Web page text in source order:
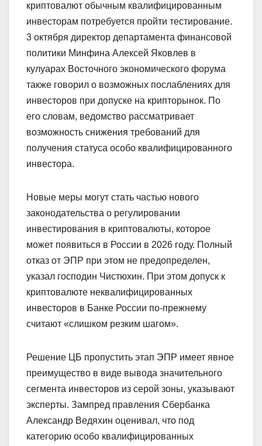
криптовалют обычным квалифицированным
инвесторам потребуется пройти тестирование.
3 октября директор департамента финансовой
политики Минфина Алексей Яковлев в
кулуарах Восточного экономического форума
также говорил о возможных послаблениях для
инвесторов при допуске на крипторынок. По
его словам, ведомство рассматривает
возможность снижения требований для
получения статуса особо квалифицированного
инвестора.
Новые меры могут стать частью нового
законодательства о регулировании
инвестирования в криптовалюты, которое
может появиться в России в 2026 году. Полный
отказ от ЭПР при этом не предопределен,
указал господин Чистюхин. При этом допуск к
криптовалюте неквалифицированных
инвесторов в Банке России по-прежнему
считают «слишком резким шагом».
Решение ЦБ пропустить этап ЭПР имеет явное
преимущество в виде вывода значительного
сегмента инвесторов из серой зоны, указывают
эксперты. Зампред правления Сбербанка
Александр Ведяхин оценивал, что под
категорию особо квалифицированных